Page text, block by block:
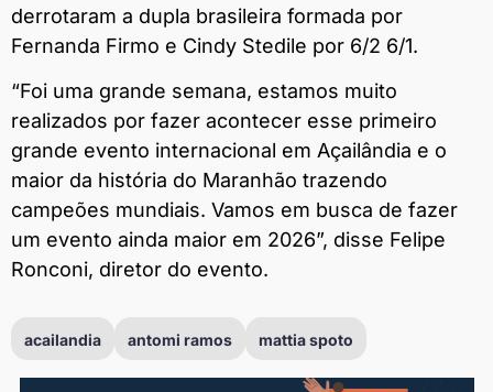
derrotaram a dupla brasileira formada por
Fernanda Firmo e Cindy Stedile por 6/2 6/1.
“Foi uma grande semana, estamos muito
realizados por fazer acontecer esse primeiro
grande evento internacional em Açailândia e o
maior da história do Maranhão trazendo
campeões mundiais. Vamos em busca de fazer
um evento ainda maior em 2026”, disse Felipe
Ronconi, diretor do evento.
acailandia antomi ramos mattia spoto